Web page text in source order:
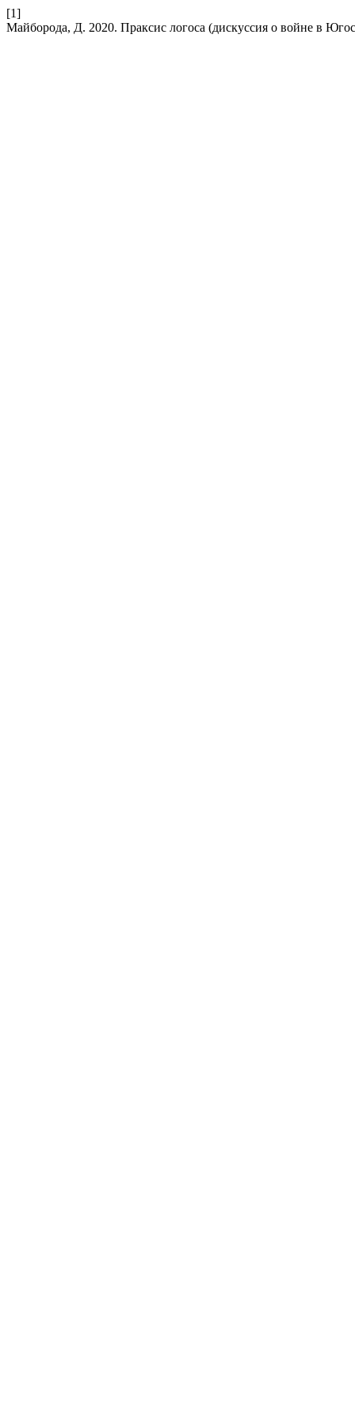
[1]
Майборода, Д. 2020. Праксис логоса (дискуссия о войне в